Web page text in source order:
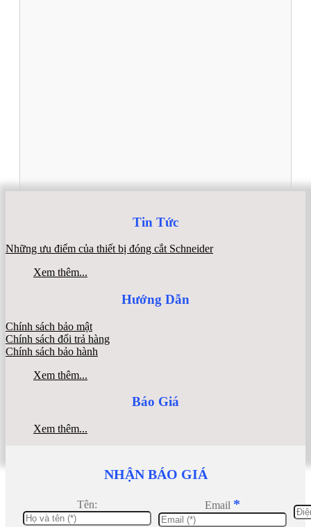
Tin Tức
Những ưu điểm của thiết bị đóng cắt Schneider
Xem thêm...
Hướng Dẫn
Chính sách bảo mật
Chính sách đổi trả hàng
Chính sách bảo hành
Xem thêm...
Báo Giá
Xem thêm...
NHẬN BÁO GIÁ
Tên: Email *